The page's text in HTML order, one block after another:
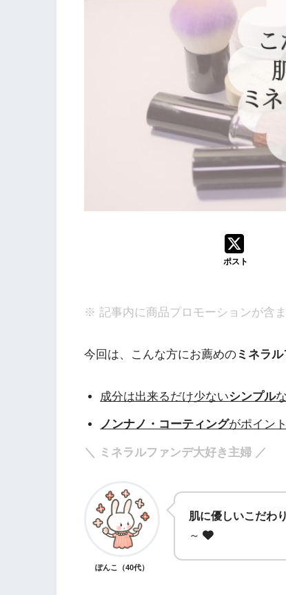
ポスト
※ 記事内に商品プロモーションが含
今回は、こんな方にお薦めの ミネラ
成分は出来るだけ少ないシンプル
ノンナノ・コーティングがポイン
＼ ミネラルファンデ大好き主婦 ／
ぽんこ（40代）
肌に優しいこだわ
～